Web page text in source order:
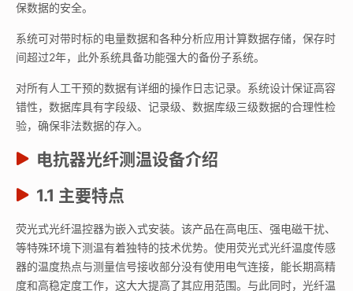
保数据的安全。
系统可对带时标的电量数据和各种分析应用计算数据存储，保存时
间超过2年，此外系统具备功能强大的备份子系统。
对所有人工干预的数据有详细的操作日志记录。系统设计保证高容
错性，数据库具有字段级、记录级、数据库级三级数据的合理性检
验，确保非法数据的存入。
电抗器光纤测温设备介绍
1.1 主要特点
荧光式光纤温控器为嵌入式安装。该产品在高电压、强电磁干扰、
等特殊环境下测温有着独特的技术优势。使用荧光式光纤温度传感
器的温度热点与测量信号接收部分没有使用电气连接，能长期高精
度和高稳定度工作，这大大提高了其应用范围。与此同时，光纤温